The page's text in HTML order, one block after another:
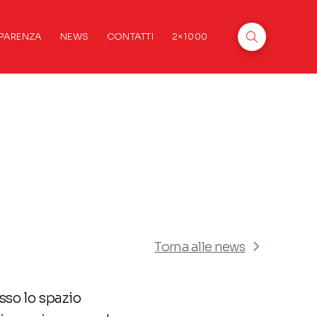
NEWS CONTATTI 2×1000
Torna alle news
lo spazio